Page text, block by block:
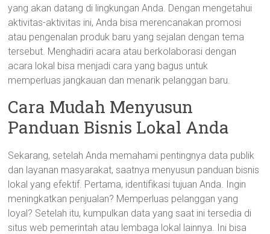
yang akan datang di lingkungan Anda. Dengan mengetahui
aktivitas-aktivitas ini, Anda bisa merencanakan promosi
atau pengenalan produk baru yang sejalan dengan tema
tersebut. Menghadiri acara atau berkolaborasi dengan
acara lokal bisa menjadi cara yang bagus untuk
memperluas jangkauan dan menarik pelanggan baru.
Cara Mudah Menyusun
Panduan Bisnis Lokal Anda
Sekarang, setelah Anda memahami pentingnya data publik
dan layanan masyarakat, saatnya menyusun panduan bisnis
lokal yang efektif. Pertama, identifikasi tujuan Anda. Ingin
meningkatkan penjualan? Memperluas pelanggan yang
loyal? Setelah itu, kumpulkan data yang saat ini tersedia di
situs web pemerintah atau lembaga lokal lainnya. Ini bisa